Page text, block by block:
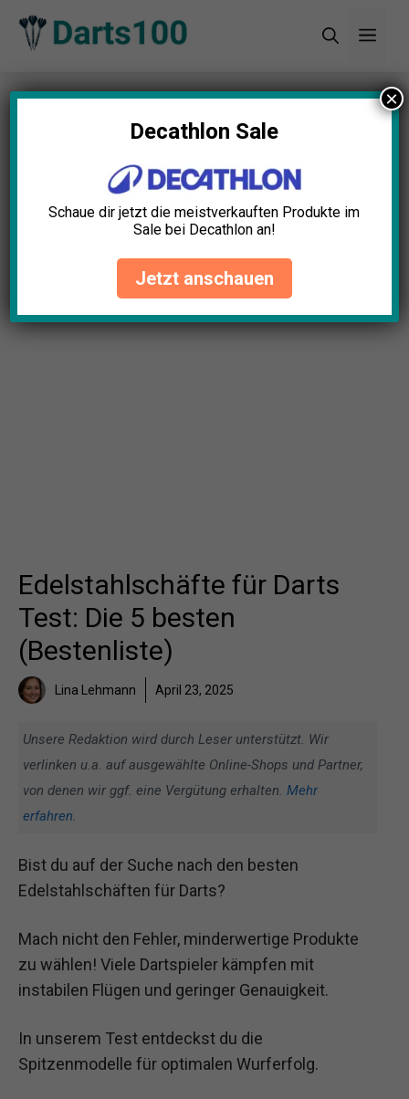
Zum
Inhalt
Startseite»Blog»Edelstahlschäfte für Darts
Test: Die 5 besten (Bestenliste)
Edelstahlschäfte für Darts
Test: Die 5 besten
(Bestenliste)
Lina Lehmann April 23, 2025
Unsere Redaktion wird durch Leser unterstützt. Wir
verlinken u.a. auf ausgewählte Online-Shops und Partner,
von denen wir ggf. eine Vergütung erhalten. Mehr
erfahren.
Bist du auf der Suche nach den besten
Edelstahlschäften für Darts?
Mach nicht den Fehler, minderwertige Produkte
zu wählen! Viele Dartspieler kämpfen mit
instabilen Flügen und geringer Genauigkeit.
In unserem Test entdeckst du die
Spitzenmodelle für optimalen Wurferfolg.
Decathlon Sale
Schaue dir jetzt die meistverkauften Produkte im
Sale bei Decathlon an!
Jetzt anschauen
×